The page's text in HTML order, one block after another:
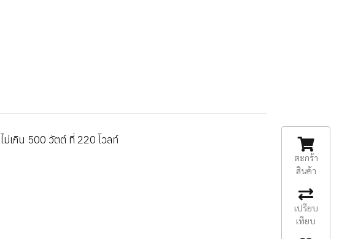
ม่เกิน 500 วัตต์ ที่ 220 โวลท์
ตะกร้า
สินค้า
เปรียบ
เทียบ